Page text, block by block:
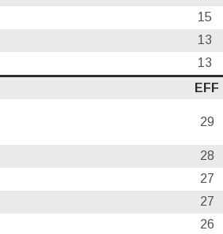
15
13
13
EFF
29
28
27
27
26